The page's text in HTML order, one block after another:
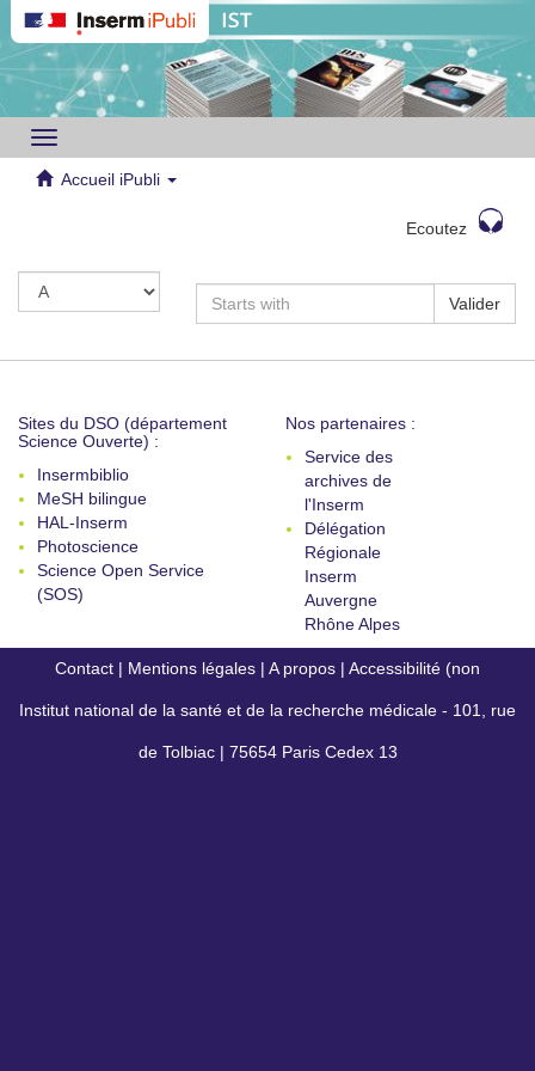
Toggle
navigation
Accueil iPubli
Ecoutez
Valider
Sites du DSO (département
Science Ouverte) :
Insermbiblio
MeSH bilingue
HAL-Inserm
Photoscience
Science Open Service
(SOS)
Nos partenaires :
Service des
archives de
l'Inserm
Délégation
Régionale
Inserm
Auvergne
Rhône Alpes
Contact | Mentions légales | A propos | Accessibilité (non
conforme)
Institut national de la santé et de la recherche médicale - 101, rue
de Tolbiac | 75654 Paris Cedex 13